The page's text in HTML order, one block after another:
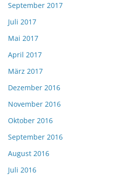
September 2017
Juli 2017
Mai 2017
April 2017
März 2017
Dezember 2016
November 2016
Oktober 2016
September 2016
August 2016
Juli 2016